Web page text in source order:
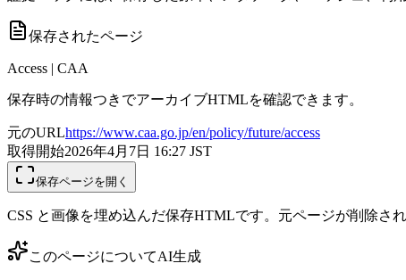
保存されたページ
Access | CAA
保存時の情報つきでアーカイブHTMLを確認できます。
元のURLhttps://www.caa.go.jp/en/policy/future/access
取得開始2026年4月7日 16:27 JST
保存ページを開く
CSS と画像を埋め込んだ保存HTMLです。元ページが削除され
このページについてAI生成